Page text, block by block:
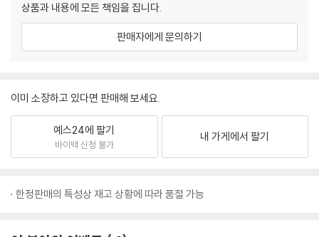
상품과 내용에 모든 책임을 집니다.
판매자에게 문의하기
이미 소장하고 있다면 판매해 보세요.
예스24에 팔기
바이백 신청 불가
내 가게에서 팔기
한정판매의 특성상 재고 상황에 따라 품절 가능